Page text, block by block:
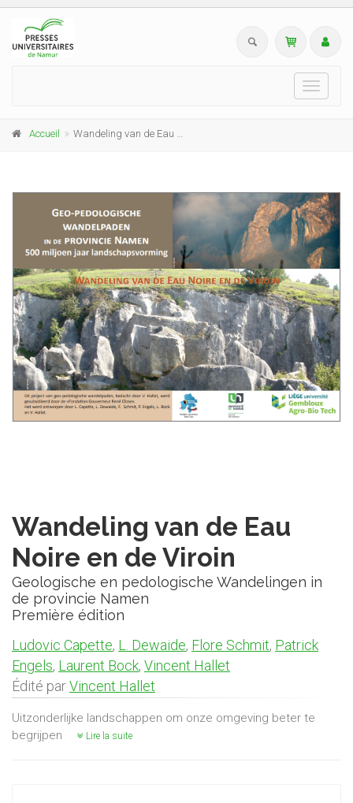
Toggle
Accueil Wandeling van de Eau Noire en de Viroin
Wandeling van de Eau
Noire en de Viroin
Geologische en pedologische Wandelingen in
de provincie Namen
Première édition
Ludovic Capette, L. Dewaide, Flore Schmit, Patrick
Engels, Laurent Bock, Vincent Hallet
Édité parVincent Hallet
Uitzonderlijke landschappen om onze omgeving beter te
begrijpen
Lire la suite